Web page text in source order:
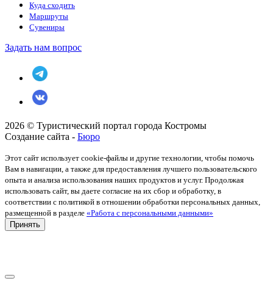
Куда сходить
Маршруты
Сувениры
Задать нам вопрос
2026 © Туристический портал города Костромы
Создание сайта - Бюро
Этот сайт использует cookie-файлы и другие технологии, чтобы помочь
Вам в навигации, а также для предоставления лучшего пользовательского
опыта и анализа использования наших продуктов и услуг. Продолжая
использовать сайт, вы даете согласие на их сбор и обработку, в
соответствии с политикой в отношении обработки персональных данных,
размещенной в разделе «Работа с персональными данными»
Принять